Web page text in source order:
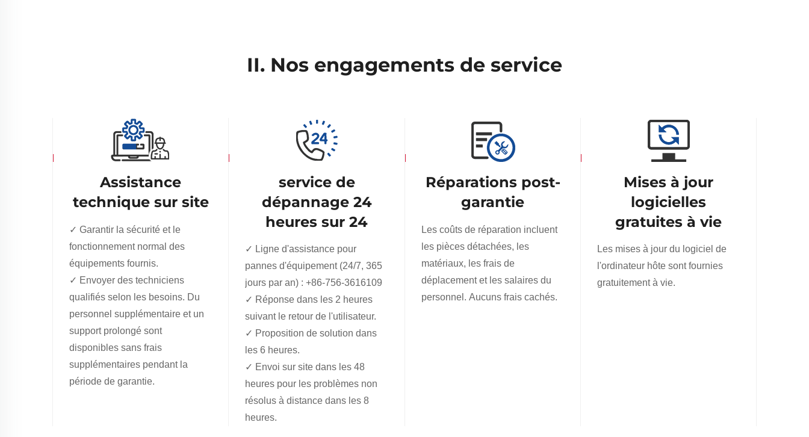
II. Nos engagements de service
Assistance
technique sur site
✓ Garantir la sécurité et le
fonctionnement normal des
équipements fournis.
✓ Envoyer des techniciens
qualifiés selon les besoins. Du
personnel supplémentaire et un
support prolongé sont
disponibles sans frais
supplémentaires pendant la
période de garantie.
service de
dépannage 24
heures sur 24
✓ Ligne d'assistance pour
pannes d'équipement (24/7, 365
jours par an) :+86-756-3616109
✓ Réponse dans les 2 heures
suivant le retour de l'utilisateur.
✓ Proposition de solution dans
les 6 heures.
✓ Envoi sur site dans les 48
heures pour les problèmes non
résolus à distance dans les 8
heures.
Réparations post-
garantie
Les coûts de réparation incluent
les pièces détachées, les
matériaux, les frais de
déplacement et les salaires du
personnel. Aucuns frais cachés.
Mises à jour
logicielles
gratuites à vie
Les mises à jour du logiciel de
l'ordinateur hôte sont fournies
gratuitement à vie.